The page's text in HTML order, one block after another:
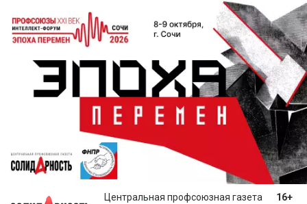
Центральная профсоюзная газета 16+